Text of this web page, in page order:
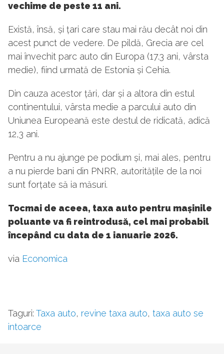
vechime de peste 11 ani.
Există, însă, și țari care stau mai rău decât noi din
acest punct de vedere. De pildă, Grecia are cel
mai învechit parc auto din Europa (17.3 ani, vârsta
medie), fiind urmată de Estonia și Cehia.
Din cauza acestor țări, dar și a altora din estul
continentului, vârsta medie a parcului auto din
Uniunea Europeană este destul de ridicată, adică
12,3 ani.
Pentru a nu ajunge pe podium și, mai ales, pentru
a nu pierde bani din PNRR, autoritățile de la noi
sunt forțate să ia măsuri.
Tocmai de aceea, taxa auto pentru mașinile
poluante va fi reintrodusă, cel mai probabil
începând cu data de 1 ianuarie 2026.
via Economica
Taguri: Taxa auto, revine taxa auto, taxa auto se
intoarce